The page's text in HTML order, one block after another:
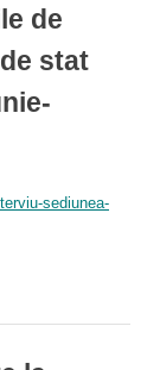
de
stat
sediunea-